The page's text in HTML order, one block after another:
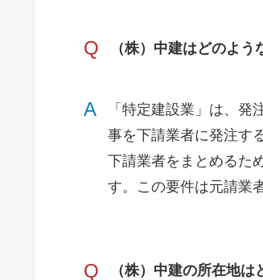
Q （株）中建はどのよ
A
「特定建設業」は、
事を下請業者に発注す
下請業者をまとめるた
す。この要件は元請業
Q （株）中建の所在地は